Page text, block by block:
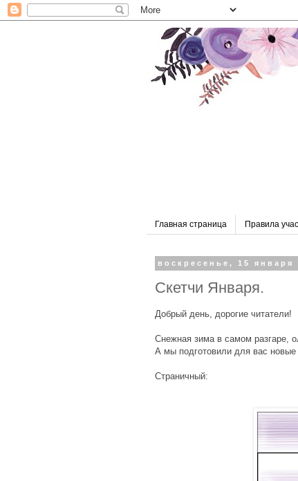
Главная страница Правила
воскресенье, 15 января
Скетчи Января.
Добрый день, дорогие читатели!
Снежная зима в самом разгаре,
А мы подготовили для вас новые
Страничный: